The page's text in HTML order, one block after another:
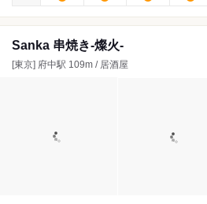
Sanka 串焼き-燦火-
[東京] 府中駅 109m / 居酒屋